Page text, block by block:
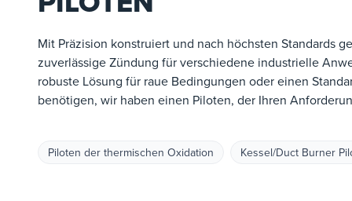
Mit Präzision konstruiert und nach höchsten Standards
zuverlässige Zündung für verschiedene industrielle
robuste Lösung für raue Bedingungen oder einen
benötigen, wir haben einen Piloten, der Ihren
Piloten der thermischen Oxidation Kessel/Duct Burner